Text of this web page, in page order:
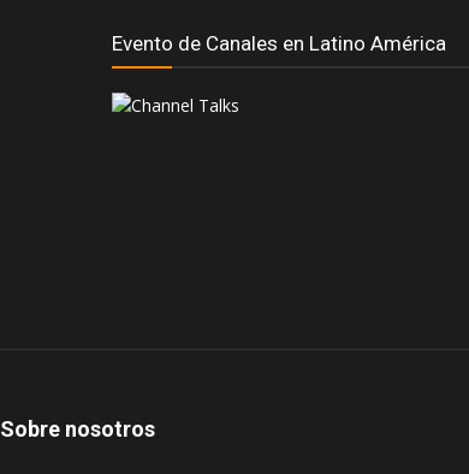
Evento de Canales en Latino América
Sobre nosotros